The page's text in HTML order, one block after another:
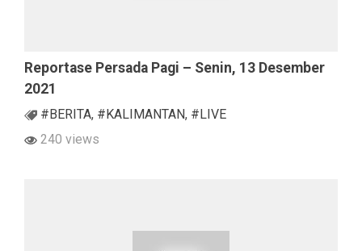
Reportase Persada Pagi – Senin, 13 Desember
2021
#BERITA, #KALIMANTAN, #LIVE
240 views